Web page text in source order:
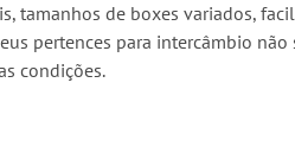
tamanhos de boxes variados,
pertences para intercâmbio
condições.